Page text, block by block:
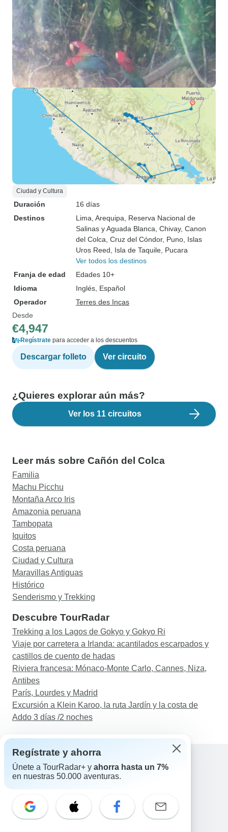
Ciudad y Cultura
Duración
16 días
Destinos
Lima , Arequipa , Reserva Nacional de
Salinas y Aguada Blanca , Chivay, Canon
del Colca , Cruz del Cóndor, Puno , Islas
Uros Reed , Isla de Taquile , Pucara
Ver todos los destinos
Franja de edad
Edades 10+
Idioma
Inglés, Español
Operador
Terres des Incas
Desde
€4,947
Regístrate para acceder a los descuentos
Descargar folleto Ver circuito
¿Quieres explorar aún más?
Ver los 11 circuitos
Leer más sobre Cañón del Colca
Familia
Machu Picchu
Montaña Arco Iris
Amazonia peruana
Tambopata
Iquitos
Costa peruana
Ciudad y Cultura
Maravillas Antiguas
Histórico
Senderismo y Trekking
Descubre TourRadar
Trekking a los Lagos de Gokyo y Gokyo Ri
Viaje por carretera a Irlanda: acantilados escarpados y
castillos de cuento de hadas
Riviera francesa: Mónaco-Monte Carlo, Cannes, Niza,
Antibes
París, Lourdes y Madrid
Excursión a Klein Karoo, la ruta Jardín y la costa de
Addo 3 días /2 noches
Ayuda
Correo electrónico: support@tourradar.com
Selecciona el idioma
Regístrate y ahorra
Únete a TourRadar+ y ahorra hasta un 7%
en nuestras 50.000 aventuras.